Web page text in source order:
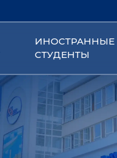
ИНОСТРАННЫЕ
СТУДЕНТЫ